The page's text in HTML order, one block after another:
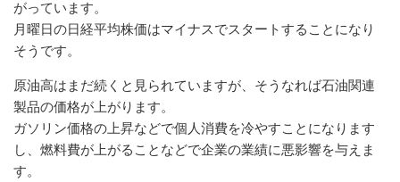
がっています。
月曜日の日経平均株価はマイナスでスタートすることになり
そうです。
原油高はまだ続くと見られていますが、そうなれば石油関連
製品の価格が上がります。
ガソリン価格の上昇などで個人消費を冷やすことになります
し、燃料費が上がることなどで企業の業績に悪影響を与えま
す。